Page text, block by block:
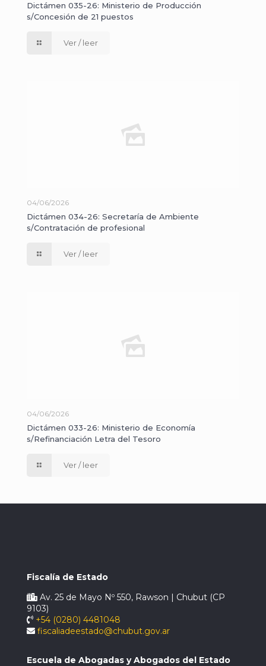
Dictámen 035-26: Ministerio de Producción
s/Concesión de 21 puestos
Ver / leer
04/06/2026
Dictámen 034-26: Secretaría de Ambiente
s/Contratación de profesional
Ver / leer
04/06/2026
Dictámen 033-26: Ministerio de Economía
s/Refinanciación Letra del Tesoro
Ver / leer
Fiscalía de Estado
Av. 25 de Mayo Nº 550, Rawson | Chubut (CP
9103)
+54 (0280) 4481048
fiscaliadeestado@chubut.gov.ar
Escuela de Abogadas y Abogados del Estado